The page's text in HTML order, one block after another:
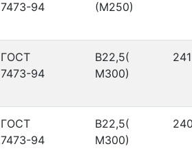
7473-94
(М250)
ГОСТ
7473-94
В22,5(
М300)
ГОСТ
7473-94
В22,5(
М300)